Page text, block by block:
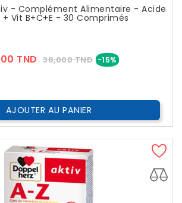
- Complément Alimentaire - Acide
+ Vit B+C+E - 30 Comprimés
TND Prix
38,000 TND -15% Prix
AJOUTER AU PANIER